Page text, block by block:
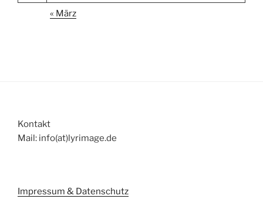
« März
Kontakt
Mail: info(at)lyrimage.de
Impressum & Datenschutz